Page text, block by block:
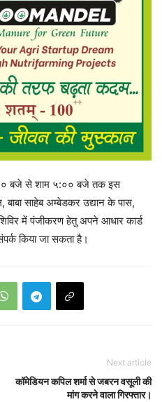
बजे से शाम ५:०० बजे तक इस
साहेब अम्बेडकर उद्यान के पास,
में पंजीकरण हेतु अपने आधार कार्ड
किया जा सकता है।
Next article
कॉमेडियन कपिल शर्मा से जबरन वसूली की
मांग करने वाला गिरफ्तार।